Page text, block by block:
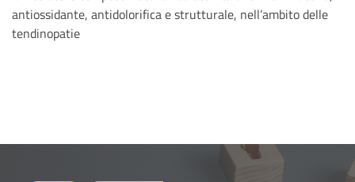
antiossidante, antidolorifica e strutturale, nell’ambito delle
tendinopatie